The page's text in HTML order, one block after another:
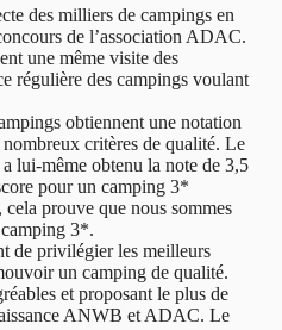
des milliers de campings en
de l’association ADAC.
une même visite des
régulière des campings voulant
obtiennent une notation
critères de qualité. Le
lui-même obtenu la note de 3,5
pour un camping 3*
prouve que nous sommes
camping 3*.
de privilégier les meilleurs
un camping de qualité.
et proposant le plus de
ANWB et ADAC. Le